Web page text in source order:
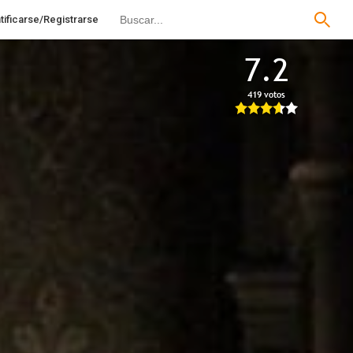
Registrarse
7.2
419 votos